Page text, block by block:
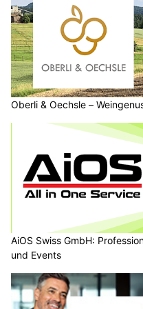
Oberli & Oechsle –
AiOS Swiss GmbH:
und Events